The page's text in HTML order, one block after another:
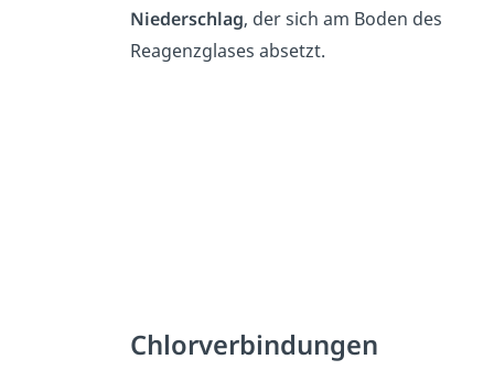
Niederschlag, der sich am Boden des
Reagenzglases absetzt.
Chlorverbindungen